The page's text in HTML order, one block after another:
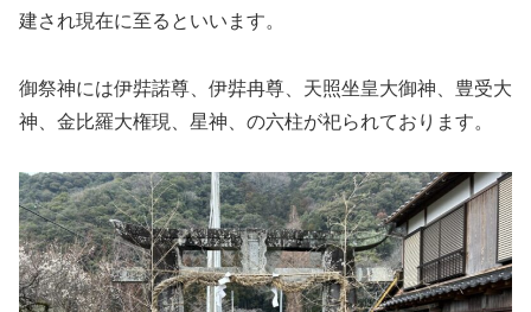
建され現在に至るといいます。
御祭神には伊弉諾尊、伊弉冉尊、天照坐皇大御神、豊受大
神、金比羅大権現、星神、の六柱が祀られております。